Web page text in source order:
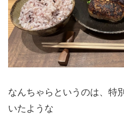
なんちゃらというのは、特
いたような